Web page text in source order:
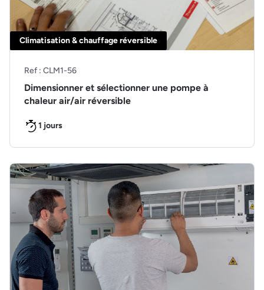
Ref : CLM1-56
Dimensionner et sélectionner une pompe à
chaleur air/air réversible
1 jours
Climatisation & chauffage réversible